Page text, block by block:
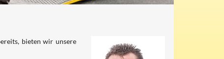
bieten wir unsere